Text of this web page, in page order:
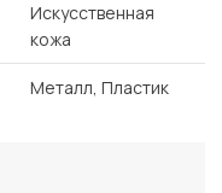
Искусственная
кожа
Металл, Пластик